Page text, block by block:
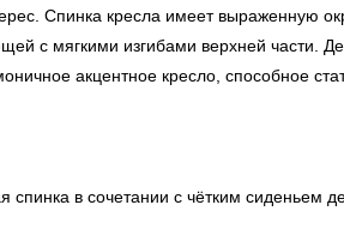
Спинка кресла имеет выраженную
с мягкими изгибами верхней части.
акцентное кресло, способное
спинка в сочетании с чётким сиденьем